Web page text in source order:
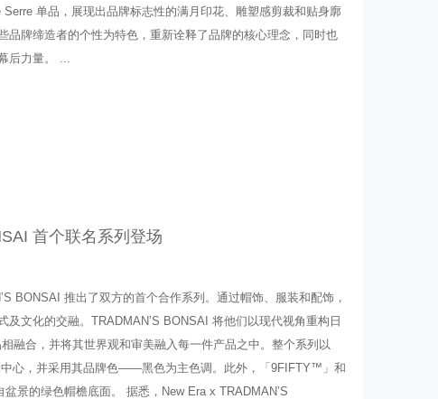
单品，展现出品牌标志性的满月印花、雕塑感剪裁和贴身廓
品牌缔造者的个性为特色，重新诠释了品牌的核心理念，同时也
后力量。 ...
首个联名系列登场
BONSAI 推出了双方的首个合作系列。通过帽饰、服装和配饰，
文化的交融。TRADMAN’S BONSAI 将他们以现代视角重构日
融合，并将其世界观和审美融入每一件产品之中。整个系列以
中心，并采用其品牌色——黑色为主色调。此外，「9FIFTY™」‌和
景的绿色帽檐底面。 据悉，New Era x TRADMAN’S